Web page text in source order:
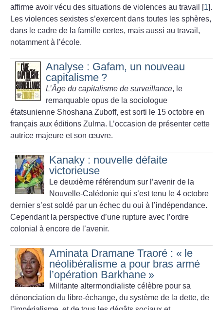
affirme avoir vécu des situations de violences au travail
[1].
Les violences sexistes s’exercent dans toutes les sphères,
dans le cadre de la famille certes, mais aussi au travail,
notamment à l’école.
Analyse : Gafam, un nouveau
capitalisme ?
L’Âge du capitalisme de surveillance, le
remarquable opus de la sociologue
étatsunienne Shoshana Zuboff, est sorti le 15 octobre en
français aux éditions Zulma. L’occasion de présenter cette
autrice majeure et son œuvre.
Kanaky : nouvelle défaite
victorieuse
Le deuxième référendum sur l’avenir de la
Nouvelle-Calédonie qui s’est tenu le 4 octobre
dernier s’est soldé par un échec du oui à l’indépendance.
Cependant la perspective d’une rupture avec l’ordre
colonial à encore de l’avenir.
Aminata Dramane Traoré : « le
néolibéralisme a pour bras armé
l’opération Barkhane »
Militante altermondialiste célèbre pour sa
dénonciation du libre-échange, du système de la dette, de